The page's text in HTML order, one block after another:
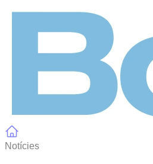
Notícies